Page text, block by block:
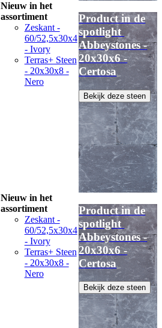
Nieuw in het
assortiment
Zeskant -
60/52,5x30x4
- Ivory
Terras+ Steen
- 20x30x8 -
Nero
Product in de
spotlight
Abbeystones -
20x30x6 -
Certosa
Bekijk deze steen
Nieuw in het
assortiment
Zeskant -
60/52,5x30x4
- Ivory
Terras+ Steen
- 20x30x8 -
Nero
Product in de
spotlight
Abbeystones -
20x30x6 -
Certosa
Bekijk deze steen